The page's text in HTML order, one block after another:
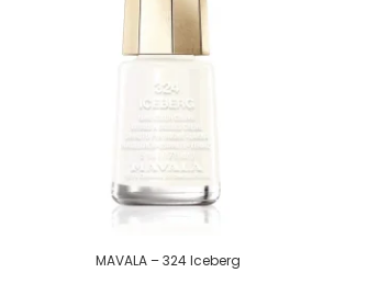
MAVALA – 324 Iceberg